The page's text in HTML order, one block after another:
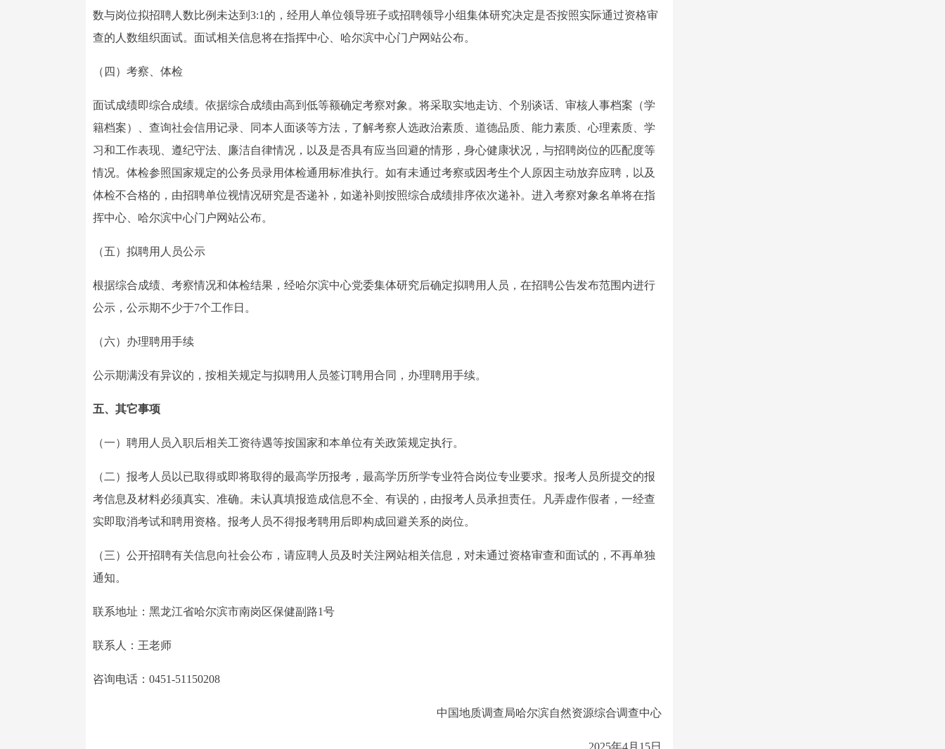
数与岗位拟招聘人数比例未达到3:1的，经用人单位领导班子或招聘领导小组集体研究决定是否按照实际通过资格审
查的人数组织面试。面试相关信息将在指挥中心、哈尔滨中心门户网站公布。
（四）考察、体检
面试成绩即综合成绩。依据综合成绩由高到低等额确定考察对象。将采取实地走访、个别谈话、审核人事档案（学
籍档案）、查询社会信用记录、同本人面谈等方法，了解考察人选政治素质、道德品质、能力素质、心理素质、学
习和工作表现、遵纪守法、廉洁自律情况，以及是否具有应当回避的情形，身心健康状况，与招聘岗位的匹配度等
情况。体检参照国家规定的公务员录用体检通用标准执行。如有未通过考察或因考生个人原因主动放弃应聘，以及
体检不合格的，由招聘单位视情况研究是否递补，如递补则按照综合成绩排序依次递补。进入考察对象名单将在指
挥中心、哈尔滨中心门户网站公布。
（五）拟聘用人员公示
根据综合成绩、考察情况和体检结果，经哈尔滨中心党委集体研究后确定拟聘用人员，在招聘公告发布范围内进行
公示，公示期不少于7个工作日。
（六）办理聘用手续
公示期满没有异议的，按相关规定与拟聘用人员签订聘用合同，办理聘用手续。
五、其它事项
（一）聘用人员入职后相关工资待遇等按国家和本单位有关政策规定执行。
（二）报考人员以已取得或即将取得的最高学历报考，最高学历所学专业符合岗位专业要求。报考人员所提交的报
考信息及材料必须真实、准确。未认真填报造成信息不全、有误的，由报考人员承担责任。凡弄虚作假者，一经查
实即取消考试和聘用资格。报考人员不得报考聘用后即构成回避关系的岗位。
（三）公开招聘有关信息向社会公布，请应聘人员及时关注网站相关信息，对未通过资格审查和面试的，不再单独
通知。
联系地址：黑龙江省哈尔滨市南岗区保健副路1号
联系人：王老师
咨询电话：0451-51150208
中国地质调查局哈尔滨自然资源综合调查中心
2025年4月15日